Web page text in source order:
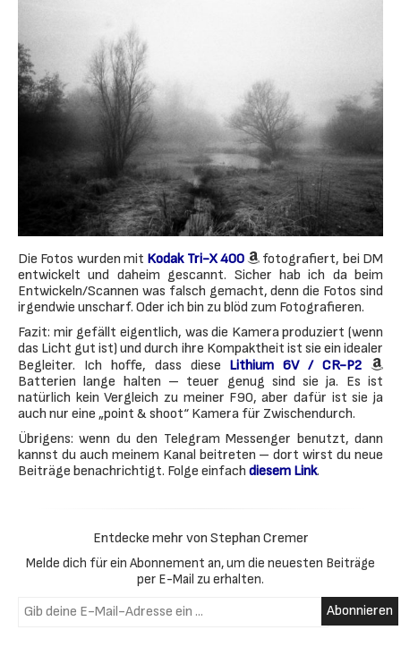
Die Fotos wurden mit Kodak Tri-X 400
Amazon
Affiliate
Link
fotografiert, bei DM
entwickelt und daheim gescannt. Sicher hab ich da beim
Entwickeln/Scannen was falsch gemacht, denn die Fotos sind
irgendwie unscharf. Oder ich bin zu blöd zum Fotografieren.
Fazit: mir gefällt eigentlich, was die Kamera produziert (wenn
das Licht gut ist) und durch ihre Kompaktheit ist sie ein idealer
Begleiter. Ich hoffe, dass diese Lithium 6V / CR-P2
Batterien lange halten – teuer genug sind sie ja. Es ist
natürlich kein Vergleich zu meiner F90, aber dafür ist sie ja
auch nur eine „point & shoot“ Kamera für Zwischendurch.
Übrigens: wenn du den Telegram Messenger benutzt, dann
kannst du auch meinem Kanal beitreten – dort wirst du neue
Beiträge benachrichtigt. Folge einfach diesem Link.
Entdecke mehr von Stephan Cremer
Melde dich für ein Abonnement an, um die neuesten Beiträge
per E-Mail zu erhalten.
Abonnieren